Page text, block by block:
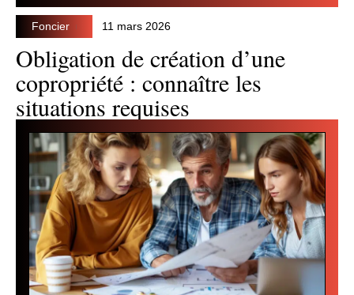
Foncier 11 mars 2026
Obligation de création d’une
copropriété : connaître les
situations requises